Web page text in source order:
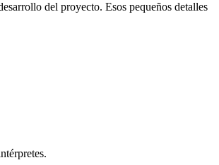
del proyecto. Esos pequeños detalles